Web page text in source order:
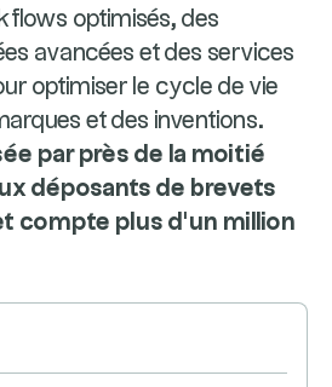
optimisés, des
avancées et des services
optimiser le cycle de vie
et des inventions.
par près de la moitié
déposants de brevets
compte plus d’un million